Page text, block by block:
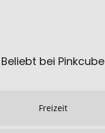
Beliebt bei Pinkcube
Freizeit